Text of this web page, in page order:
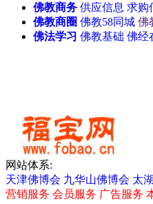
天津佛事展
佛教商务 供应信息 求购
佛教商圈 佛教58同城 佛
佛法学习 佛教基础 佛经
网站体系:
天津佛博会 九华山佛博会 太
营销服务 会员服务 广告服务